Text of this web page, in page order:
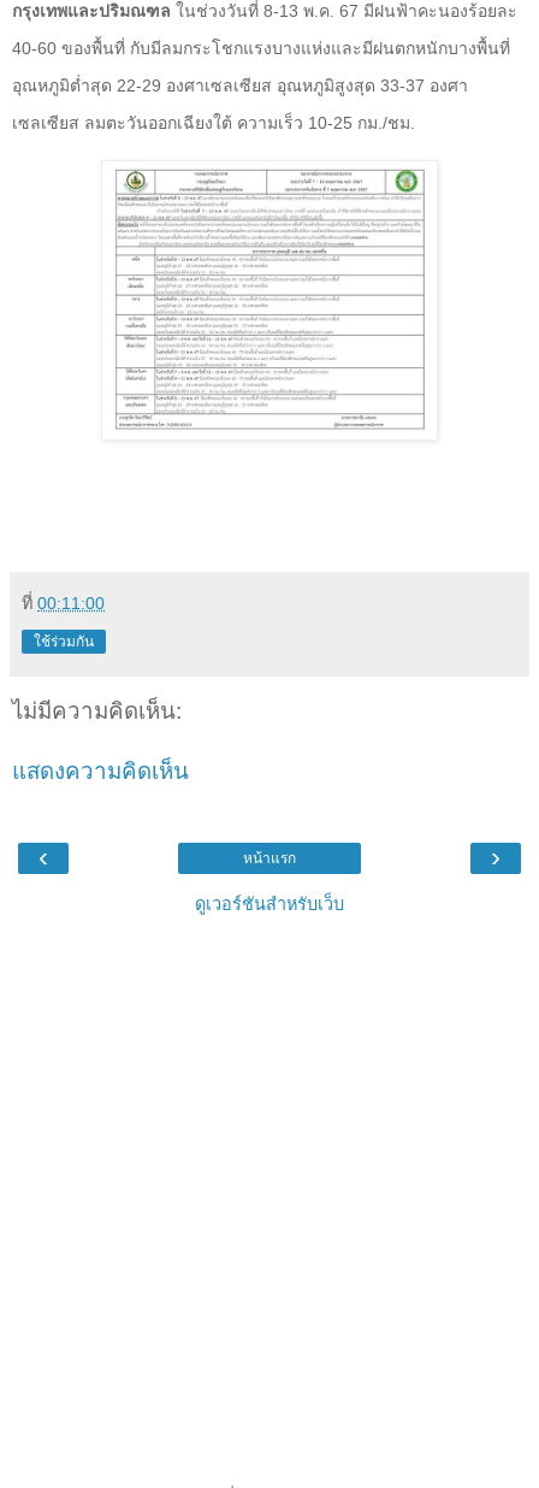
กรุงเทพและปริมณฑล ในช่วงวันที่ 8-13 พ.ค. 67 มีฝนฟ้าคะนองร้อยละ
40-60 ของพื้นที่ กับมีลมกระโชกแรงบางแห่งและมีฝนตกหนักบางพื้นที่
อุณหภูมิต่ำสุด 22-29 องศาเซลเซียส อุณหภูมิสูงสุด 33-37 องศา
เซลเซียส ลมตะวันออกเฉียงใต้ ความเร็ว 10-25 กม./ชม.
ที่ 00:11:00
ใช้ร่วมกัน
ไม่มีความคิดเห็น:
แสดงความคิดเห็น
‹ ›
หน้าแรก
ดูเวอร์ชันสำหรับเว็บ